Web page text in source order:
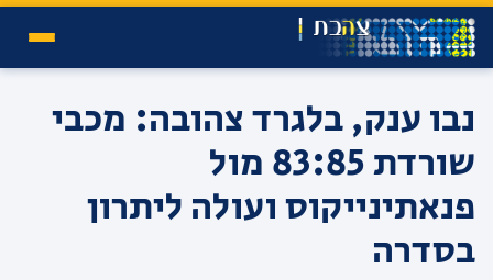
נבו ענק, בלגרד צהובה: מכבי
שורדת 83:85 מול
פנאתינייקוס ועולה ליתרון
בסדרה